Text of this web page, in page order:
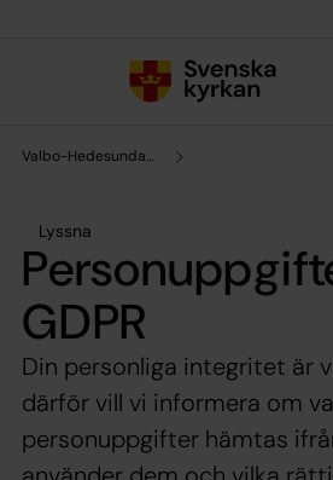
Valbo-Hedesunda pastorat
Lyssna
GDPR
Din personliga integritet är
därför vill vi informera om
personuppgifter hämtas